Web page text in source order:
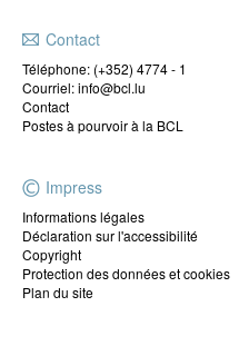
Contact
Téléphone: (+352) 4774 - 1
Courriel: info@bcl.lu
Contact
Postes à pourvoir à la BCL
Impress
Informations légales
Déclaration sur l'accessibilité
Copyright
Protection des données et cookies
Plan du site